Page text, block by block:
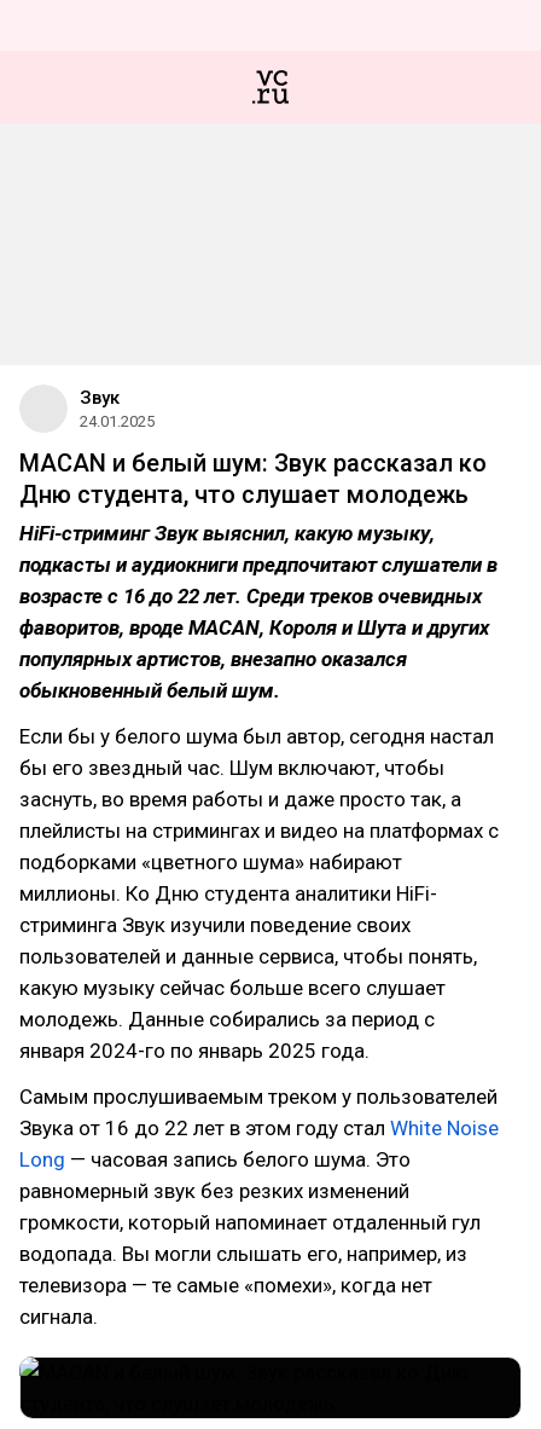
Звук
24.01.2025
MACAN и белый шум: Звук рассказал ко
Дню студента, что слушает молодежь
HiFi-стриминг Звук выяснил, какую музыку,
подкасты и аудиокниги предпочитают слушатели в
возрасте с 16 до 22 лет. Среди треков очевидных
фаворитов, вроде MACAN, Короля и Шута и других
популярных артистов, внезапно оказался
обыкновенный белый шум.
Если бы у белого шума был автор, сегодня настал
бы его звездный час. Шум включают, чтобы
заснуть, во время работы и даже просто так, а
плейлисты на стримингах и видео на платформах с
подборками «цветного шума» набирают
миллионы. Ко Дню студента аналитики HiFi-
стриминга Звук изучили поведение своих
пользователей и данные сервиса, чтобы понять,
какую музыку сейчас больше всего слушает
молодежь. Данные собирались за период с
января 2024-го по январь 2025 года.
Самым прослушиваемым треком у пользователей
Звука от 16 до 22 лет в этом году стал White Noise
Long — часовая запись белого шума. Это
равномерный звук без резких изменений
громкости, который напоминает отдаленный гул
водопада. Вы могли слышать его, например, из
телевизора — те самые «помехи», когда нет
сигнала.